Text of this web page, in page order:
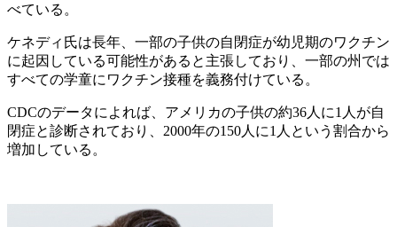
べている。
ケネディ氏は長年、一部の子供の自閉症が幼児期のワクチン
に起因している可能性があると主張しており、一部の州では
すべての学童にワクチン接種を義務付けている。
CDCのデータによれば、アメリカの子供の約36人に1人が自
閉症と診断されており、2000年の150人に1人という割合から
増加している。